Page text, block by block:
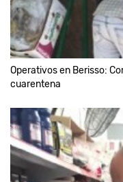
Operativos en Berisso:
cuarentena